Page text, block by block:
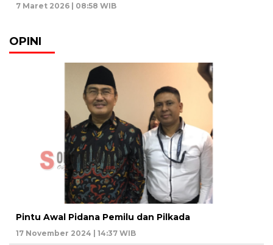
7 Maret 2026 | 08:58 WIB
OPINI
Pintu Awal Pidana Pemilu dan Pilkada
17 November 2024 | 14:37 WIB